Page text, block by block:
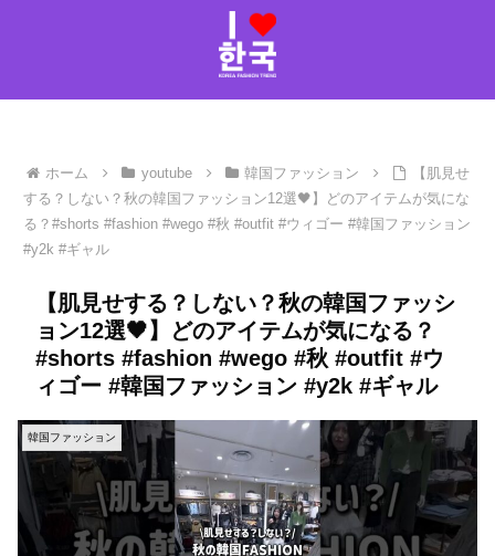
ホーム youtube 韓国ファッション
【肌見せ
する？しない？秋の韓国ファッション12選🖤】どのアイテムが気にな
る？#shorts #fashion #wego #秋 #outfit #ウィゴー #韓国ファッション
#y2k #ギャル
【肌見せする？しない？秋の韓国ファッシ
ョン12選🖤】どのアイテムが気になる？
#shorts #fashion #wego #秋 #outfit #ウ
ィゴー #韓国ファッション #y2k #ギャル
韓国ファッション